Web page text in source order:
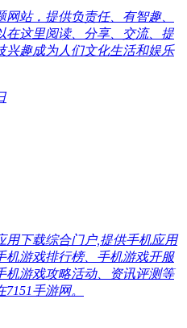
站，提供负责任、有智趣、
在这里阅读、分享、交流、提
兴趣成为人们文化生活和娱乐
用下载综合门户,提供手机应用
机游戏排行榜、手机游戏开服
机游戏攻略活动、资讯评测等
手游网。